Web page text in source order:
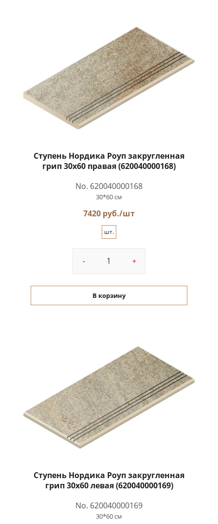
Ступень Нордика Роуп закругленная
грип 30x60 правая (620040000168)
No. 620040000168
30*60 см
7420 руб./шт
шт.
- +
В корзину
Ступень Нордика Роуп закругленная
грип 30x60 левая (620040000169)
No. 620040000169
30*60 см